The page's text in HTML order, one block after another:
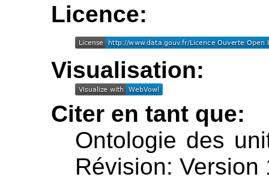
Licence:
Visualisation:
Citer en tant que:
Ontologie des
Révision: